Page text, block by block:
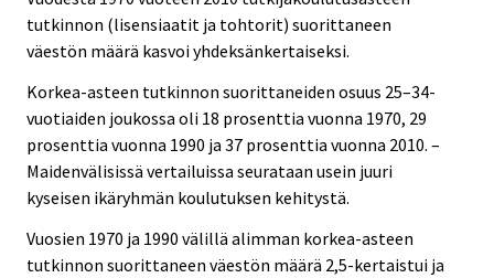
tutkinnon (lisensiaatit ja tohtorit) suorittaneen
väestön määrä kasvoi yhdeksänkertaiseksi.
Korkea-asteen tutkinnon suorittaneiden osuus 25–34-
vuotiaiden joukossa oli 18 prosenttia vuonna 1970, 29
prosenttia vuonna 1990 ja 37 prosenttia vuonna 2010. –
Maidenvälisissä vertailuissa seurataan usein juuri
kyseisen ikäryhmän koulutuksen kehitystä.
Vuosien 1970 ja 1990 välillä alimman korkea-asteen
tutkinnon suorittaneen väestön määrä 2,5-kertaistui ja